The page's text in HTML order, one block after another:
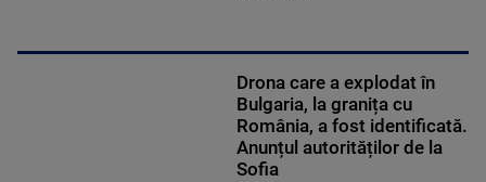
Drona care a explodat în
Bulgaria, la granița cu
România, a fost identificată.
Anunțul autorităților de la
Sofia